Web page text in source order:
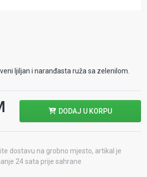
ljiljan i naranđasta ruža sa zelenilom.
DODAJ U KORPU
dostavu na grobno mjesto, artikal je
24 sata prije sahrane